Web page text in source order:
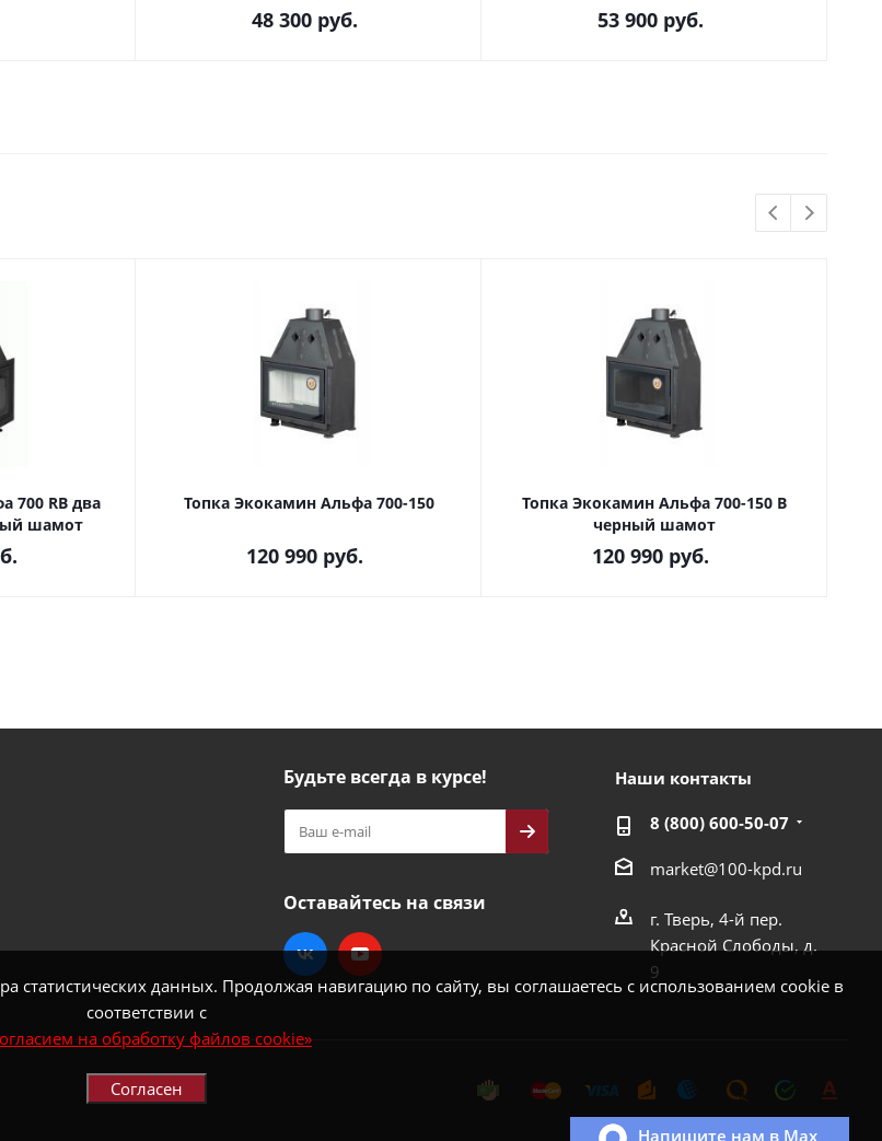
статистических данных. Продолжая навигацию по сайту, вы соглашаетесь с использованием cookie в
соответствии с
на обработку файлов cookie»
Согласен
Напишите нам в Max
48 300 руб. 53 900 руб.
700 RB два
шамот
Топка Экокамин Альфа 700-150
120 990 руб.
Топка Экокамин Альфа 700-150 В
черный шамот
120 990 руб.
Будьте всегда в курсе!
Оставайтесь на связи
Наши контакты
8 (800) 600-50-07
market@100-kpd.ru
г. Тверь, 4-й пер.
Красной Слободы, д.
9